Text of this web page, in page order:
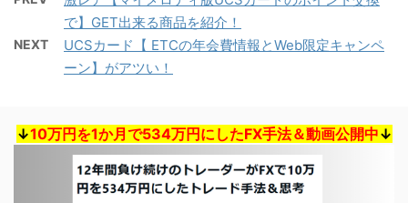
で】GET出来る商品を紹介！
NEXT
UCSカード【 ETCの年会費情報とWeb限定キャンペ
ーン】がアツい！
↓10万円を1か月で534万円にしたFX手法＆動画公開中↓